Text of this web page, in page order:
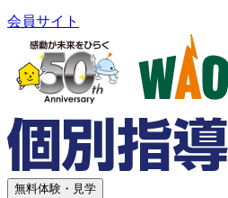
会員サイト
無料体験・見学